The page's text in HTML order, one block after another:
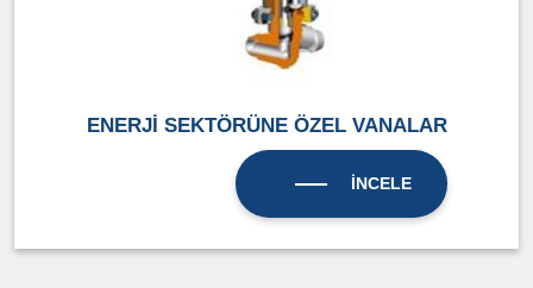
ENERJİ SEKTÖRÜNE ÖZEL VANALAR
İNCELE